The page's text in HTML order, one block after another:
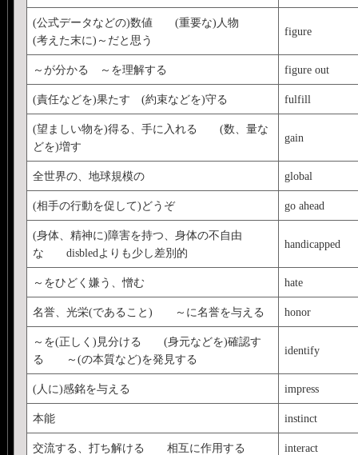
(公式データなどの)数値 (重要な)人物
(考えた末に)～だと思う
figure
～が分かる ～を理解する figure out
(責任などを)果たす (約束などを)守る fulfill
(望ましい物を)得る、手に入れる (数、量な
どを)増す
gain
全世界の、地球規模の global
(相手の行動を促して)どうぞ go ahead
(身体、精神に)障害を持つ、身体の不自由
な disbledよりも少し差別的
handicapped
～をひどく嫌う、憎む hate
名誉、光栄(であること) ～に名誉を与える honor
～を(正しく)見分ける (身元などを)確認す
る ～(の本質など)を発見する
identify
(人に)感銘を与える impress
本能 instinct
交流する、打ち解ける 相互に作用する interact